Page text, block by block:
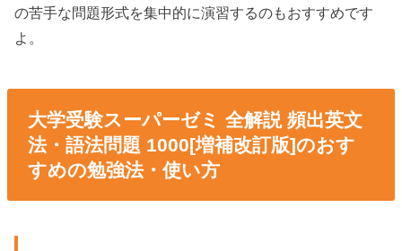
の苦手な問題形式を集中的に演習するのもおすすめです
よ。
大学受験スーパーゼミ 全解説 頻出英文
法・語法問題 1000[増補改訂版]のおす
すめの勉強法・使い方